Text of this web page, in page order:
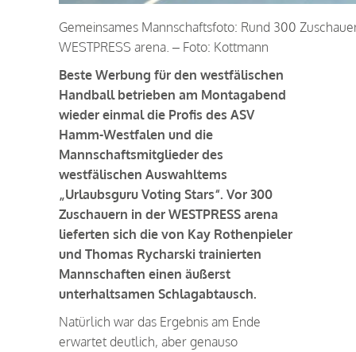
Gemeinsames Mannschaftsfoto: Rund 300
WESTPRESS arena. – Foto: Kottmann
Beste Werbung für den westfälischen
Handball betrieben am Montagabend
wieder einmal die Profis des ASV
Hamm-Westfalen und die
Mannschaftsmitglieder des
westfälischen Auswahltems
„Urlaubsguru Voting Stars“. Vor 300
Zuschauern in der WESTPRESS arena
lieferten sich die von Kay Rothenpieler
und Thomas Rycharski trainierten
Mannschaften einen äußerst
unterhaltsamen Schlagabtausch.
Natürlich war das Ergebnis am Ende
erwartet deutlich, aber genauso